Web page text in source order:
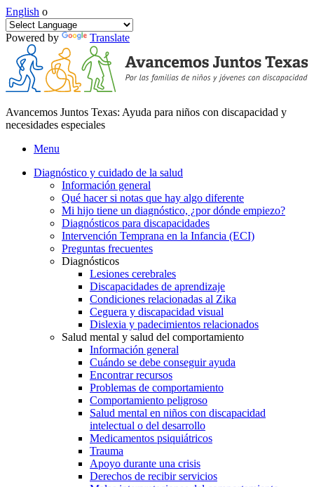
English o
Powered by Translate
Avancemos Juntos Texas: Ayuda para niños con discapacidad y
necesidades especiales
Menu
Diagnóstico y cuidado de la salud
Información general
Qué hacer si notas que hay algo diferente
Mi hijo tiene un diagnóstico, ¿por dónde empiezo?
Diagnósticos para discapacidades
Intervención Temprana en la Infancia (ECI)
Preguntas frecuentes
Diagnósticos
Lesiones cerebrales
Discapacidades de aprendizaje
Condiciones relacionadas al Zika
Ceguera y discapacidad visual
Dislexia y padecimientos relacionados
Salud mental y salud del comportamiento
Información general
Cuándo se debe conseguir ayuda
Encontrar recursos
Problemas de comportamiento
Comportamiento peligroso
Salud mental en niños con discapacidad
intelectual o del desarrollo
Medicamentos psiquiátricos
Trauma
Apoyo durante una crisis
Derechos de recibir servicios